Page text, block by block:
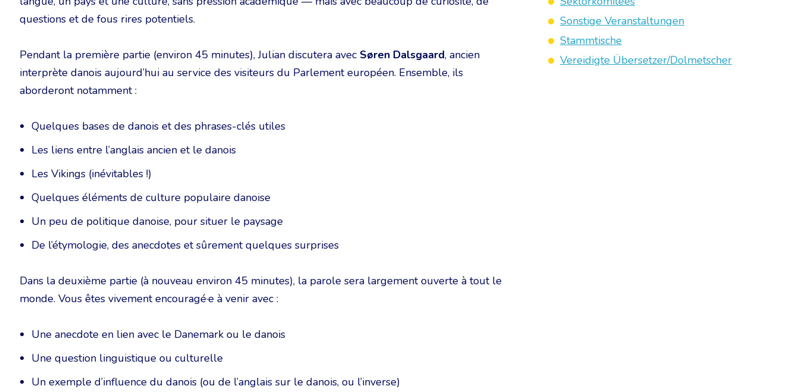
questions et de fous rires potentiels.
Pendant la première partie (environ 45 minutes), Julian discutera avec Søren Dalsgaard, ancien
interprète danois aujourd’hui au service des visiteurs du Parlement européen. Ensemble, ils
aborderont notamment :
Quelques bases de danois et des phrases-clés utiles
Les liens entre l’anglais ancien et le danois
Les Vikings (inévitables !)
Quelques éléments de culture populaire danoise
Un peu de politique danoise, pour situer le paysage
De l’étymologie, des anecdotes et sûrement quelques surprises
Dans la deuxième partie (à nouveau environ 45 minutes), la parole sera largement ouverte à tout le
monde. Vous êtes vivement encouragé·e à venir avec :
Une anecdote en lien avec le Danemark ou le danois
Une question linguistique ou culturelle
Un exemple d’influence du danois (ou de l’anglais sur le danois, ou l’inverse)
Sonstige Veranstaltungen
Stammtische
Vereidigte Übersetzer/Dolmetscher